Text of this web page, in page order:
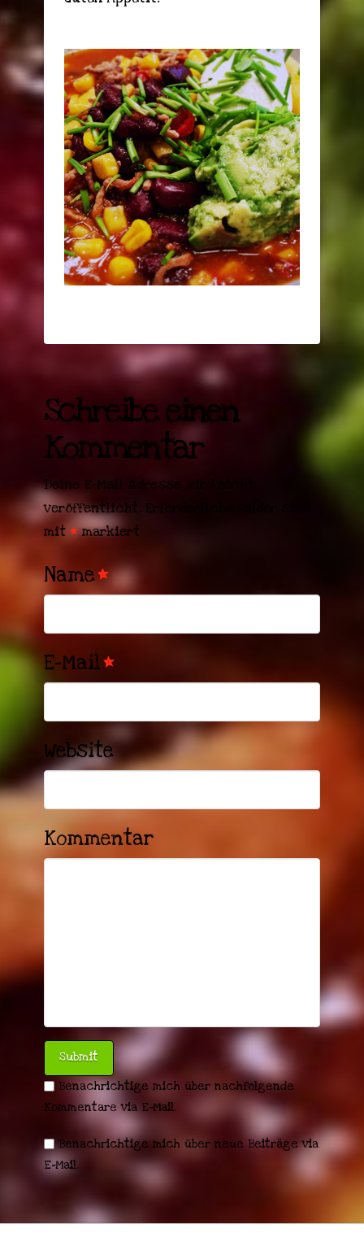
Schreibe einen
Kommentar
Deine E-Mail-Adresse wird nicht
veröffentlicht. Erforderliche Felder sind
mit *markiert
Name*
E-Mail*
Website
Kommentar
Benachrichtige mich über nachfolgende
Kommentare via E-Mail.
Benachrichtige mich über neue Beiträge via
E-Mail.